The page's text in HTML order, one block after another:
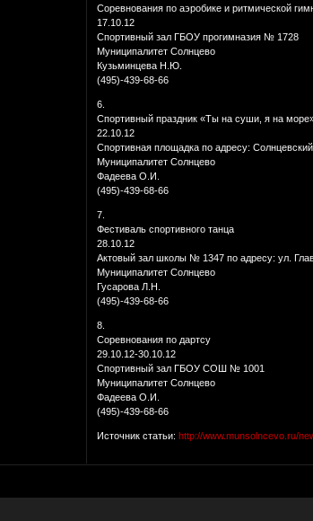
Соревнования по аэробике и ритмической
17.10.12
Спортивный зал ГБОУ прогимназия № 1728
Муниципалитет Солнцево
Кузьминцева Н.Ю.
(495)-439-68-66
6.
Спортивный праздник «Ты на суши, я на
22.10.12
Спортивная площадка по адресу:
Муниципалитет Солнцево
Фадеева О.И.
(495)-439-68-66
7.
Фестиваль спортивного танца
28.10.12
Актовый зал школы № 1347 по адресу: ул.
Муниципалитет Солнцево
Гусарова Л.Н.
(495)-439-68-66
8.
Соревнования по дартсу
29.10.12-30.10.12
Спортивный зал ГБОУ СОШ № 1001
Муниципалитет Солнцево
Фадеева О.И.
(495)-439-68-66
Источник статьи:http://www.munsolncevo.ru/